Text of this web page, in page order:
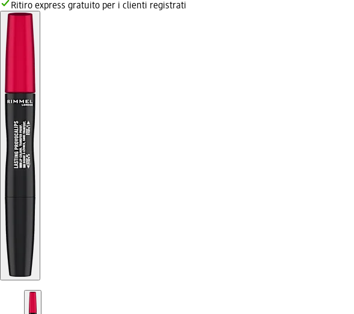
Ritiro express gratuito per i clienti registrati